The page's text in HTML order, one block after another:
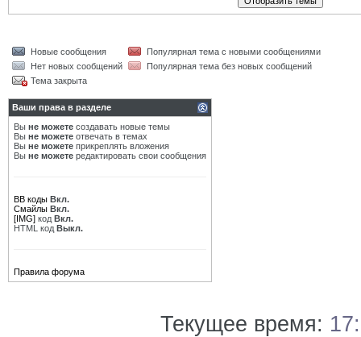
Новые сообщения
Популярная тема с новыми сообщениями
Нет новых сообщений
Популярная тема без новых сообщений
Тема закрыта
Ваши права в разделе
Вы не можете создавать новые темы
Вы не можете отвечать в темах
Вы не можете прикреплять вложения
Вы не можете редактировать свои сообщения
BB коды Вкл.
Смайлы Вкл.
[IMG] код Вкл.
HTML код Выкл.
Правила форума
Текущее время: